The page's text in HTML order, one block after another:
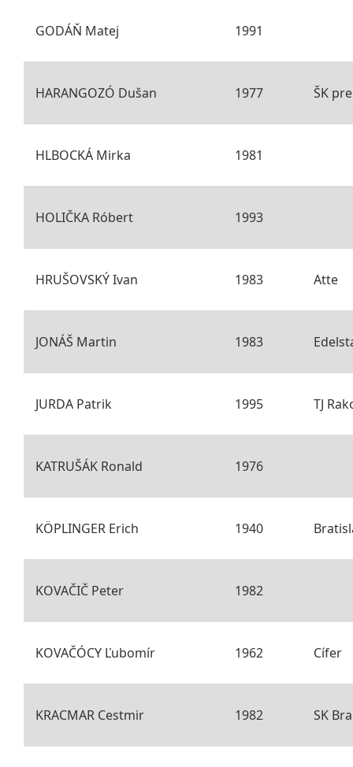
GODÁŇ Matej 1991
HARANGOZÓ Dušan 1977 ŠK
HLBOCKÁ Mirka 1981
HOLIČKA Róbert 1993
HRUŠOVSKÝ Ivan 1983 Atte
JONÁŠ Martin 1983
JURDA Patrik 1995 TJ
KATRUŠÁK Ronald 1976
KÖPLINGER Erich 1940
KOVAČIČ Peter 1982
KOVAČÓCY Ľubomír 1962 Cífer
KRACMAR Cestmir 1982 SK